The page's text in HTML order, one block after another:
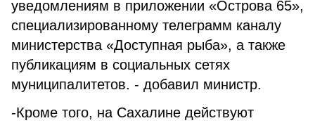
уведомлениям в приложении «Острова 65»,
специализированному телеграмм каналу
министерства «Доступная рыба», а также
публикациям в социальных сетях
муниципалитетов. - добавил министр.
-Кроме того, на Сахалине действуют